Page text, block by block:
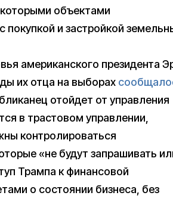
объектами
и застройкой
американского президента
их отца на выборах
отойдет от управления
в трастовом управлении,
контролироваться
«не будут запрашивать
Трампа к финансовой
о состоянии бизнеса, без